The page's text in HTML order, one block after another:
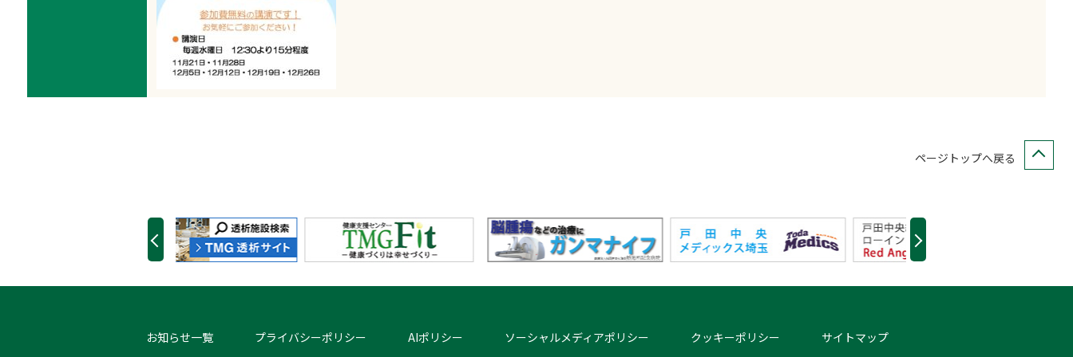
ページトップへ戻る
お知らせ一覧 プライバシーポリシー AIポリシー ソーシャルメディアポリシー クッキーポリシー サイトマップ